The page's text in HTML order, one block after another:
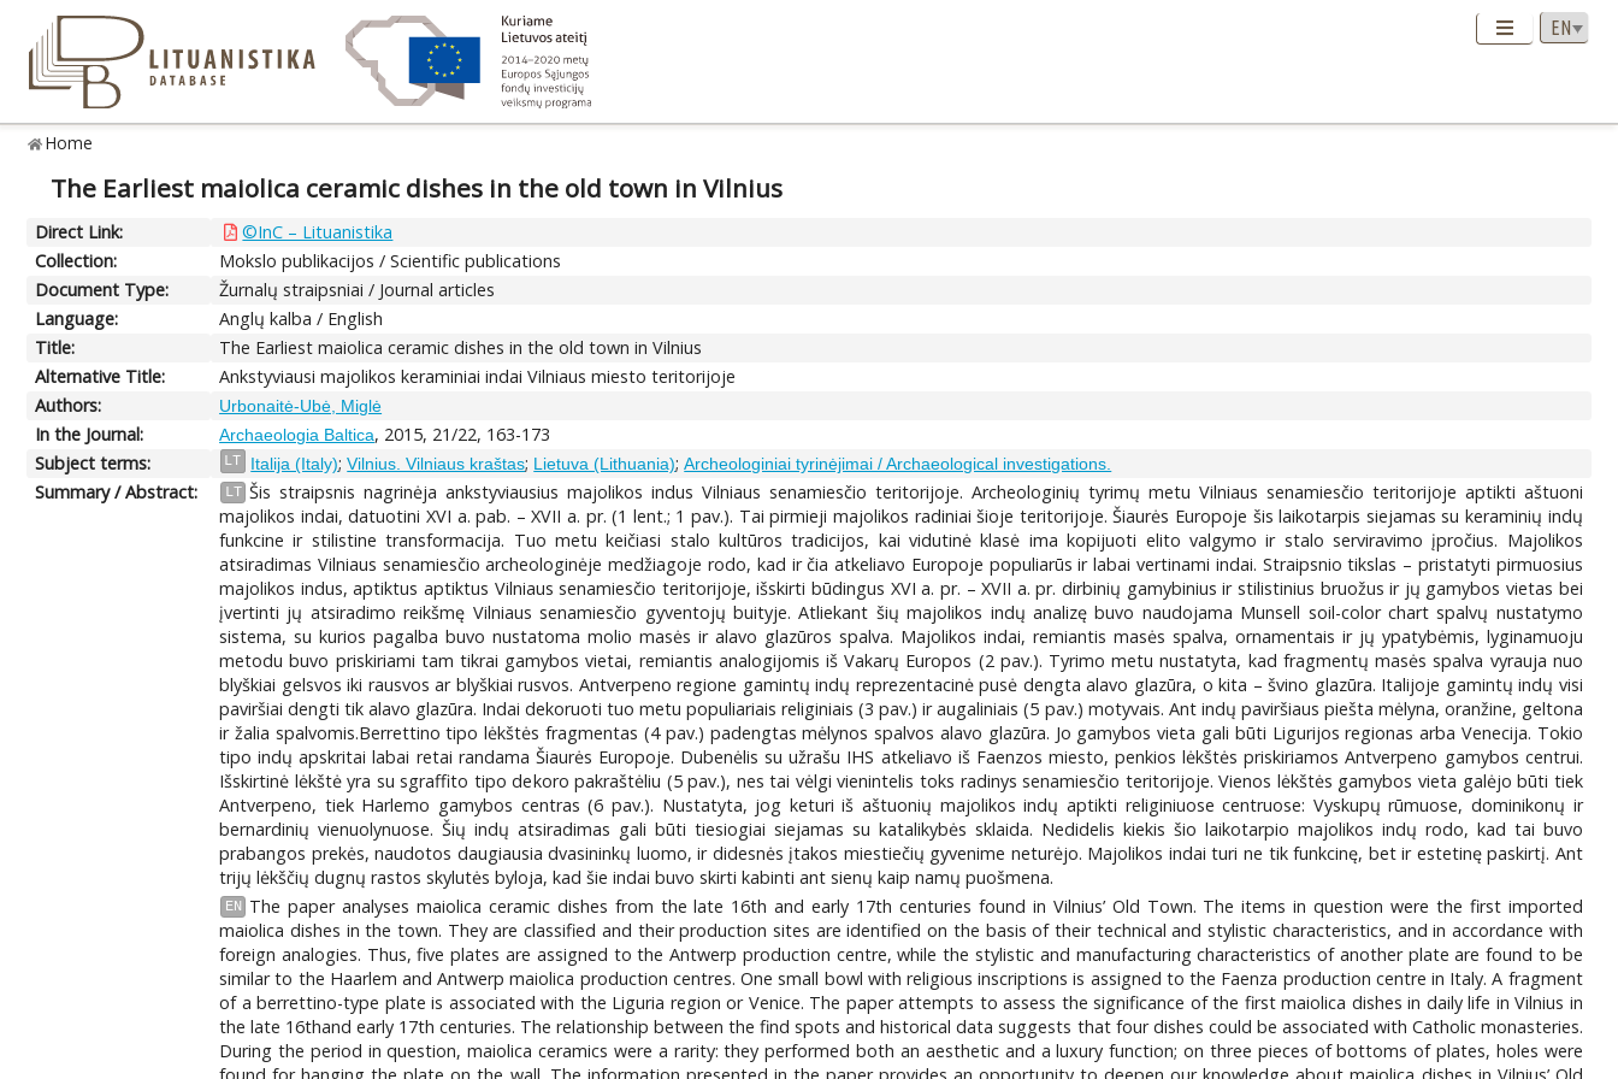
Home
The Earliest maiolica ceramic dishes in the old town in Vilnius
Direct Link:
©InC – Lituanistika
Collection:
Mokslo publikacijos / Scientific publications
Document Type:
Žurnalų straipsniai / Journal articles
Language:
Anglų kalba / English
Title:
The Earliest maiolica ceramic dishes in the old town in Vilnius
Alternative Title:
Ankstyviausi majolikos keraminiai indai Vilniaus miesto teritorijoje
Authors:
Urbonaitė-Ubė, Miglė
In the Journal: Archaeologia Baltica, 2015, 21/22, 163-173
Subject terms:
LT Italija (Italy);Vilnius. Vilniaus kraštas; Lietuva (Lithuania);Archeologiniai tyrinėjimai / Archaeological investigations.
Summary / Abstract: LT Šis straipsnis nagrinėja ankstyviausius majolikos indus Vilniaus senamiesčio teritorijoje. Archeologinių tyrimų metu Vilniaus senamiesčio teritorijoje aptikti aštuoni
majolikos indai, datuotini XVI a. pab. – XVII a. pr. (1 lent.; 1 pav.). Tai pirmieji majolikos radiniai šioje teritorijoje. Šiaurės Europoje šis laikotarpis siejamas su keraminių indų
funkcine ir stilistine transformacija. Tuo metu keičiasi stalo kultūros tradicijos, kai vidutinė klasė ima kopijuoti elito valgymo ir stalo serviravimo įpročius. Majolikos
atsiradimas Vilniaus senamiesčio archeologinėje medžiagoje rodo, kad ir čia atkeliavo Europoje populiarūs ir labai vertinami indai. Straipsnio tikslas – pristatyti pirmuosius
majolikos indus, aptiktus aptiktus Vilniaus senamiesčio teritorijoje, išskirti būdingus XVI a. pr. – XVII a. pr. dirbinių gamybinius ir stilistinius bruožus ir jų gamybos vietas bei
įvertinti jų atsiradimo reikšmę Vilniaus senamiesčio gyventojų buityje. Atliekant šių majolikos indų analizę buvo naudojama Munsell soil-color chart spalvų nustatymo
sistema, su kurios pagalba buvo nustatoma molio masės ir alavo glazūros spalva. Majolikos indai, remiantis masės spalva, ornamentais ir jų ypatybėmis, lyginamuoju
metodu buvo priskiriami tam tikrai gamybos vietai, remiantis analogijomis iš Vakarų Europos (2 pav.). Tyrimo metu nustatyta, kad fragmentų masės spalva vyrauja nuo
blyškiai gelsvos iki rausvos ar blyškiai rusvos. Antverpeno regione gamintų indų reprezentacinė pusė dengta alavo glazūra, o kita – švino glazūra. Italijoje gamintų indų visi
paviršiai dengti tik alavo glazūra. Indai dekoruoti tuo metu populiariais religiniais (3 pav.) ir augaliniais (5 pav.) motyvais. Ant indų paviršiaus piešta mėlyna, oranžine, geltona
ir žalia spalvomis.Berrettino tipo lėkštės fragmentas (4 pav.) padengtas mėlynos spalvos alavo glazūra. Jo gamybos vieta gali būti Ligurijos regionas arba Venecija. Tokio
tipo indų apskritai labai retai randama Šiaurės Europoje. Dubenėlis su užrašu IHS atkeliavo iš Faenzos miesto, penkios lėkštės priskiriamos Antverpeno gamybos centrui.
Išskirtinė lėkštė yra su sgraffito tipo dekoro pakraštėliu (5 pav.), nes tai vėlgi vienintelis toks radinys senamiesčio teritorijoje. Vienos lėkštės gamybos vieta galėjo būti tiek
Antverpeno, tiek Harlemo gamybos centras (6 pav.). Nustatyta, jog keturi iš aštuonių majolikos indų aptikti religiniuose centruose: Vyskupų rūmuose, dominikonų ir
bernardinių vienuolynuose. Šių indų atsiradimas gali būti tiesiogiai siejamas su katalikybės sklaida. Nedidelis kiekis šio laikotarpio majolikos indų rodo, kad tai buvo
prabangos prekės, naudotos daugiausia dvasininkų luomo, ir didesnės įtakos miestiečių gyvenime neturėjo. Majolikos indai turi ne tik funkcinę, bet ir estetinę paskirtį. Ant
trijų lėkščių dugnų rastos skylutės byloja, kad šie indai buvo skirti kabinti ant sienų kaip namų puošmena.
EN
The paper analyses maiolica ceramic dishes from the late 16th and early 17th centuries found in Vilnius’ Old Town. The items in question were the first imported
maiolica dishes in the town. They are classified and their production sites are identified on the basis of their technical and stylistic characteristics, and in accordance with
foreign analogies. Thus, five plates are assigned to the Antwerp production centre, while the stylistic and manufacturing characteristics of another plate are found to be
similar to the Haarlem and Antwerp maiolica production centres. One small bowl with religious inscriptions is assigned to the Faenza production centre in Italy. A fragment
of a berrettino-type plate is associated with the Liguria region or Venice. The paper attempts to assess the significance of the first maiolica dishes in daily life in Vilnius in
the late 16thand early 17th centuries. The relationship between the find spots and historical data suggests that four dishes could be associated with Catholic monasteries.
During the period in question, maiolica ceramics were a rarity: they performed both an aesthetic and a luxury function; on three pieces of bottoms of plates, holes were